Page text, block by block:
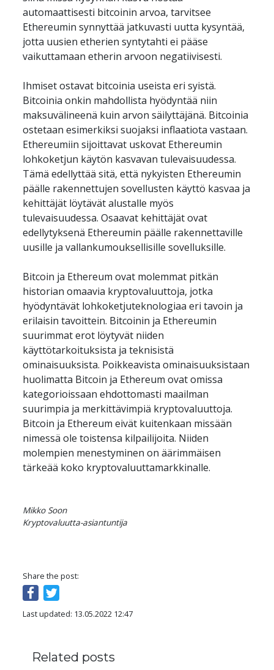
automaattisesti bitcoinin arvoa, tarvitsee
Ethereumin synnyttää jatkuvasti uutta kysyntää,
jotta uusien etherien syntytahti ei pääse
vaikuttamaan etherin arvoon negatiivisesti.
Ihmiset ostavat bitcoinia useista eri syistä.
Bitcoinia onkin mahdollista hyödyntää niin
maksuvälineenä kuin arvon säilyttäjänä. Bitcoinia
ostetaan esimerkiksi suojaksi inflaatiota vastaan.
Ethereumiin sijoittavat uskovat Ethereumin
lohkoketjun käytön kasvavan tulevaisuudessa.
Tämä edellyttää sitä, että nykyisten Ethereumin
päälle rakennettujen sovellusten käyttö kasvaa ja
kehittäjät löytävät alustalle myös
tulevaisuudessa. Osaavat kehittäjät ovat
edellytyksenä Ethereumin päälle rakennettaville
uusille ja vallankumouksellisille sovelluksille.
Bitcoin ja Ethereum ovat molemmat pitkän
historian omaavia kryptovaluuttoja, jotka
hyödyntävät lohkoketjuteknologiaa eri tavoin ja
erilaisin tavoittein. Bitcoinin ja Ethereumin
suurimmat erot löytyvät niiden
käyttötarkoituksista ja teknisistä
ominaisuuksista. Poikkeavista ominaisuuksistaan
huolimatta Bitcoin ja Ethereum ovat omissa
kategorioissaan ehdottomasti maailman
suurimpia ja merkittävimpiä kryptovaluuttoja.
Bitcoin ja Ethereum eivät kuitenkaan missään
nimessä ole toistensa kilpailijoita. Niiden
molempien menestyminen on äärimmäisen
tärkeää koko kryptovaluuttamarkkinalle.
Mikko Soon
Kryptovaluutta-asiantuntija
Share the post:
Last updated: 13.05.2022 12:47
Related posts